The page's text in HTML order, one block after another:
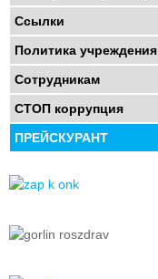
Ссылки
Политика учреждения
Сотрудникам
СТОП коррупция
ПРЕЙСКУРАНТ